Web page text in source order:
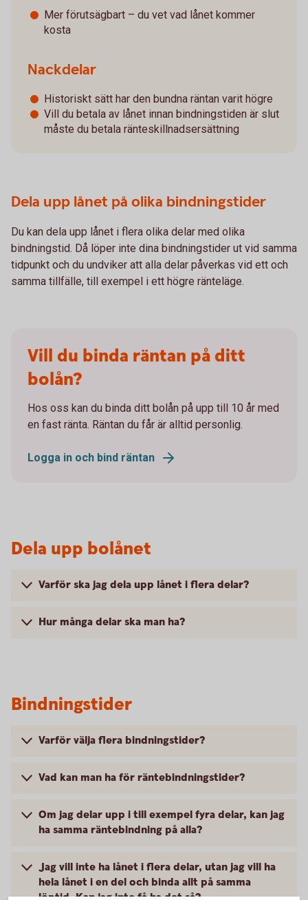
Mer förutsägbart – du vet vad lånet kommer
kosta
Nackdelar
Historiskt sätt har den bundna räntan varit högre
Vill du betala av lånet innan bindningstiden är slut
måste du betala ränteskillnadsersättning
Dela upp lånet på olika bindningstider
Du kan dela upp lånet i flera olika delar med olika
bindningstid. Då löper inte dina bindningstider ut vid samma
tidpunkt och du undviker att alla delar påverkas vid ett och
samma tillfälle, till exempel i ett högre ränteläge.
Vill du binda räntan på ditt
bolån?
Hos oss kan du binda ditt bolån på upp till 10 år med
en fast ränta. Räntan du får är alltid personlig.
Logga in och bind räntan
Dela upp bolånet
Varför ska jag dela upp lånet i flera delar?
Hur många delar ska man ha?
Bindningstider
Varför välja flera bindningstider?
Vad kan man ha för räntebindningstider?
Om jag delar upp i till exempel fyra delar, kan jag
ha samma räntebindning på alla?
Jag vill inte ha lånet i flera delar, utan jag vill ha
hela lånet i en del och binda allt på samma